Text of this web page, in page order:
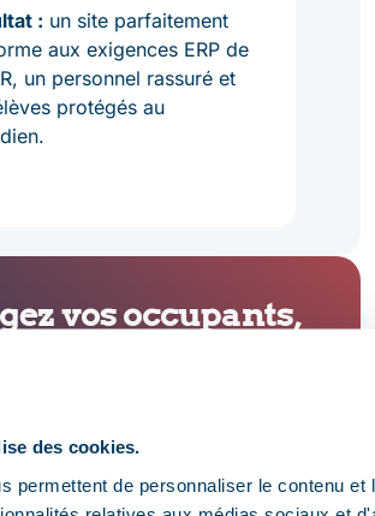
des cookies.
permettent de personnaliser le contenu et
: un site parfaitement
aux exigences ERP de
un personnel rassuré et
protégés au
vos occupants,
ou ERTdoit répondre à des
strictes. AvecBATISANTÉ,